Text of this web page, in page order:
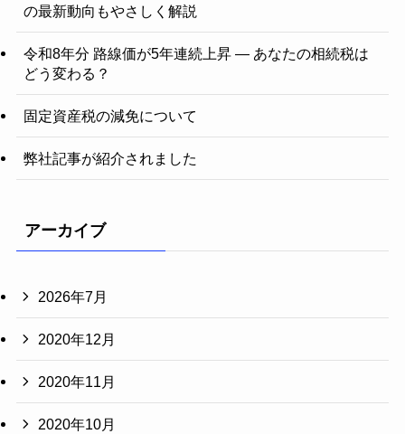
の最新動向もやさしく解説
令和8年分 路線価が5年連続上昇 ― あなたの相続税は
どう変わる？
固定資産税の減免について
弊社記事が紹介されました
アーカイブ
2026年7月
2020年12月
2020年11月
2020年10月